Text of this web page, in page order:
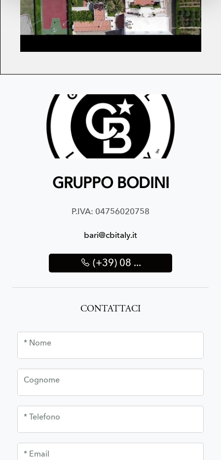
GRUPPO BODINI
P.IVA: 04756020758
bari@cbitaly.it
(+39) 08 ...
CONTATTACI
* Nome
Cognome
* Telefono
* Email